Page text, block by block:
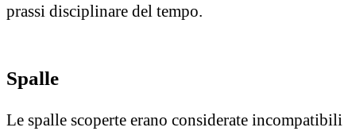
prassi disciplinare del tempo.
Spalle
Le spalle scoperte erano considerate incompatibili